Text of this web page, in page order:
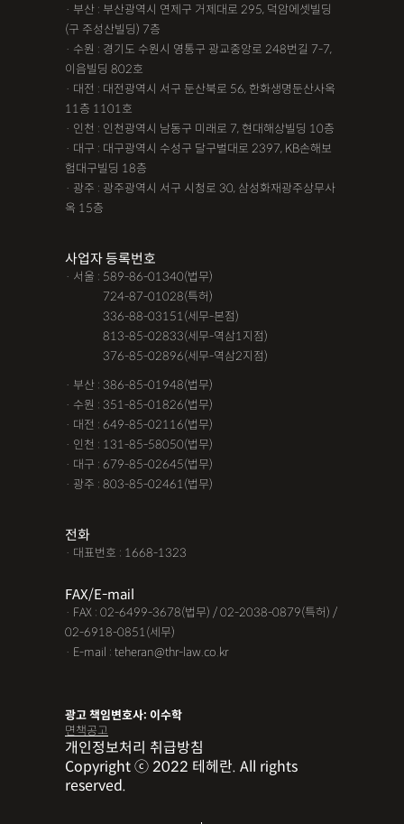
· 부산 : 부산광역시 연제구 거제대로 295, 덕암에셋빌딩
(구 주성산빌딩) 7층
· 수원 : 경기도 수원시 영통구 광교중앙로 248번길 7-7,
이음빌딩 802호
· 대전 : 대전광역시 서구 둔산북로 56, 한화생명둔산사옥
11층 1101호
· 인천 : 인천광역시 남동구 미래로 7, 현대해상빌딩 10층
· 대구 : 대구광역시 수성구 달구벌대로 2397, KB손해보
험대구빌딩 18층
· 광주 : 광주광역시 서구 시청로 30, 삼성화재광주상무사
옥 15층
사업자 등록번호
· 서울 : 589-86-01340(법무)
724-87-01028(특허)
336-88-03151(세무-본점)
813-85-02833(세무-역삼1지점)
376-85-02896(세무-역삼2지점)
· 부산 : 386-85-01948(법무)
· 수원 : 351-85-01826(법무)
· 대전 : 649-85-02116(법무)
· 인천 : 131-85-58050(법무)
· 대구 : 679-85-02645(법무)
· 광주 : 803-85-02461(법무)
전화
· 대표번호 : 1668-1323
FAX/E-mail
· FAX : 02-6499-3678(법무) / 02-2038-0879(특허) /
02-6918-0851(세무)
· E-mail : teheran@thr-law.co.kr
광고 책임변호사: 이수학
면책공고
개인정보처리 취급방침
Copyright ⓒ 2022 테헤란. All rights
reserved.